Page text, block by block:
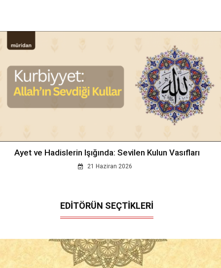
Ayet ve Hadislerin Işığında: Sevilen Kulun Vasıfları
21 Haziran 2026
EDİTÖRÜN SEÇTİKLERİ